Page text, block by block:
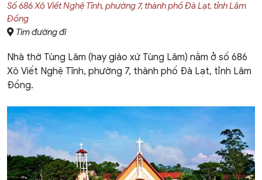
Số 686 Xô Viết Nghệ Tĩnh, phường 7, thành phố Đà Lạt, tỉnh Lâm
Đồng
Tìm đường đi
Nhà thờ Tùng Lâm (hay giáo xứ Tùng Lâm) nằm ở số 686
Xô Viết Nghệ Tĩnh, phường 7, thành phố Đà Lạt, tỉnh Lâm
Đồng.